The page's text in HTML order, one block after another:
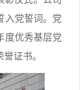
入党誓词。党
度优秀基层党
证书。